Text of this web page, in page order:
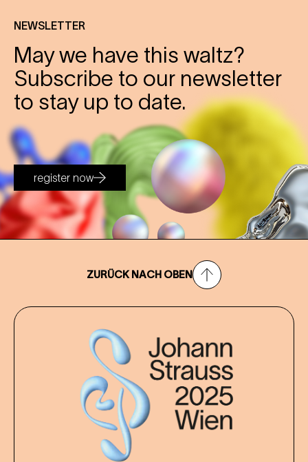
NEWSLETTER
May we have this waltz?
Subscribe to our newsletter
to stay up to date.
register now
ZURÜCK NACH OBEN